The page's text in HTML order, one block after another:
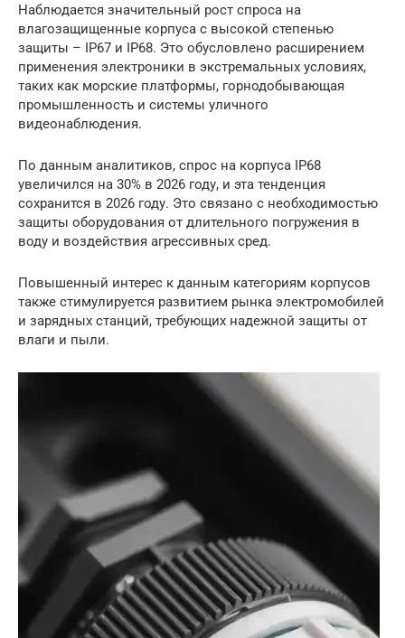
Наблюдается значительный рост спроса на
влагозащищенные корпуса с высокой степенью
защиты – IP67 и IP68. Это обусловлено расширением
применения электроники в экстремальных условиях,
таких как морские платформы, горнодобывающая
промышленность и системы уличного
видеонаблюдения.
По данным аналитиков, спрос на корпуса IP68
увеличился на 30% в 2026 году, и эта тенденция
сохранится в 2026 году. Это связано с необходимостью
защиты оборудования от длительного погружения в
воду и воздействия агрессивных сред.
Повышенный интерес к данным категориям корпусов
также стимулируется развитием рынка электромобилей
и зарядных станций, требующих надежной защиты от
влаги и пыли.